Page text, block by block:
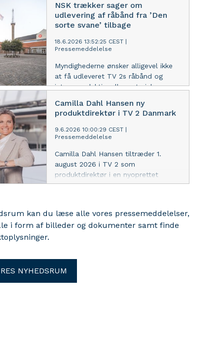
NSK trækker sager om
udlevering af råbånd fra ’Den
sorte svane’ tilbage
18.6.2026 13:52:25 CEST
Pressemeddelelse
Myndighederne ønsker alligevel ikke
at få udleveret TV 2s råbånd og
interne redaktionelle materiale.
Camilla Dahl Hansen ny
produktdirektør i TV 2 Danmark
9.6.2026 10:00:29 CEST
Pressemeddelelse
Camilla Dahl Hansen tiltræder 1.
august 2026 i TV 2 som
produktdirektør i en nyoprettet
direktionsstilling, der skal sikre en
kan du læse alle vores pressemeddelelser,
i form af billeder og dokumenter samt finde
NYHEDSRUM